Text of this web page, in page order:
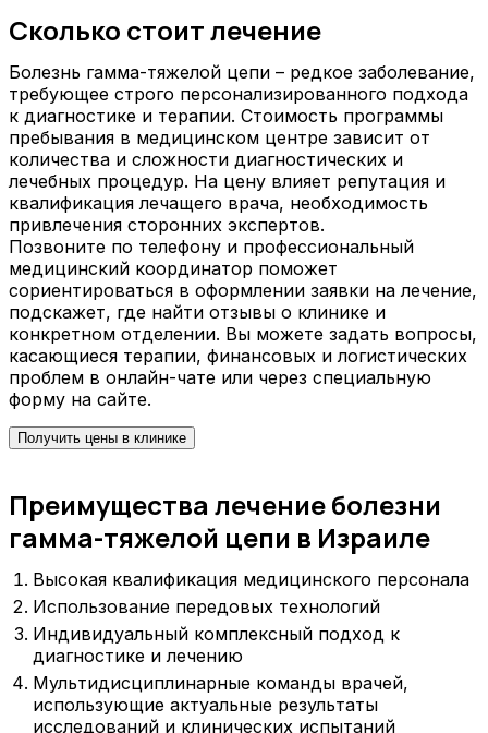
Сколько стоит лечение
Болезнь гамма-тяжелой цепи – редкое заболевание,
требующее строго персонализированного подхода
к диагностике и терапии. Стоимость программы
пребывания в медицинском центре зависит от
количества и сложности диагностических и
лечебных процедур. На цену влияет репутация и
квалификация лечащего врача, необходимость
привлечения сторонних экспертов.
Позвоните по телефону и профессиональный
медицинский координатор поможет
сориентироваться в оформлении заявки на лечение,
подскажет, где найти отзывы о клинике и
конкретном отделении. Вы можете задать вопросы,
касающиеся терапии, финансовых и логистических
проблем в онлайн-чате или через специальную
форму на сайте.
Получить цены в клинике
Преимущества лечение болезни
гамма-тяжелой цепи в Израиле
Высокая квалификация медицинского персонала
Использование передовых технологий
Индивидуальный комплексный подход к
диагностике и лечению
Мультидисциплинарные команды врачей,
использующие актуальные результаты
исследований и клинических испытаний